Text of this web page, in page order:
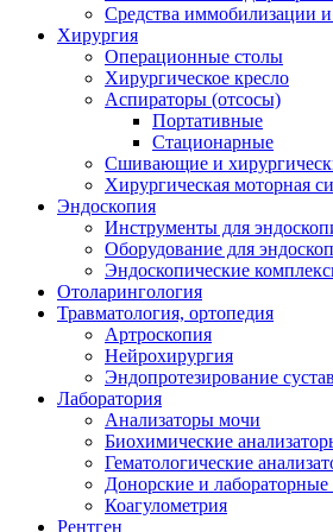
Средства иммобилизации
Хирургия
Операционные столы
Хирургическое кресло
Аспираторы (отсосы)
Портативные
Стационарные
Сшивающие и
Хирургическая моторная
Эндоскопия
Инструменты для
Оборудование для
Эндоскопические
Отоларингология
Травматология, ортопедия
Артроскопия
Нейрохирургия
Эндопротезирование
Лаборатория
Анализаторы мочи
Биохимические
Гематологические
Донорские и лабораторные
Коагулометрия
Рентген